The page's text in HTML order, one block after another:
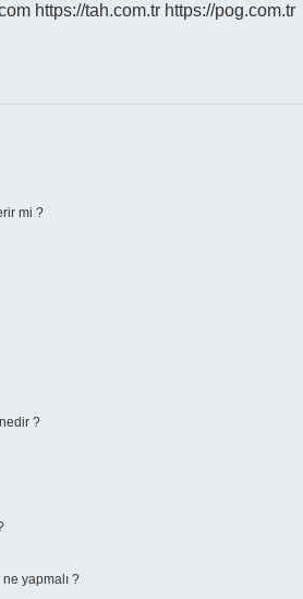
https://tah.com.tr https://pog.com.tr
mi ?
?
yapmalı ?